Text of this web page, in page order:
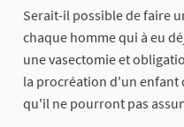
Serait-il possible de faire
chaque homme qui à eu
une vasectomie et
la procréation d'un enfant
qu'il ne pourront pas